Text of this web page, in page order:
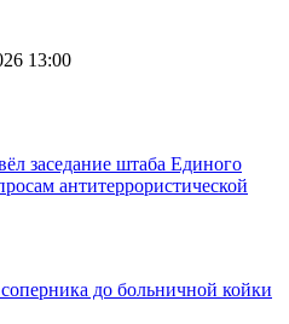
13:00
заседание штаба Единого
антитеррористической
до больничной койки